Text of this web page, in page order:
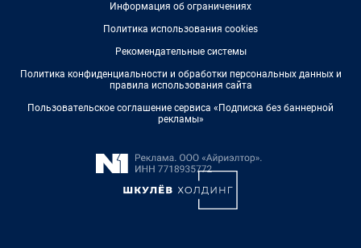
Информация об ограничениях
Политика использования cookies
Рекомендательные системы
Политика конфиденциальности и обработки персональных данных и
правила использования сайта
Пользовательское соглашение сервиса «Подписка без баннерной
рекламы»